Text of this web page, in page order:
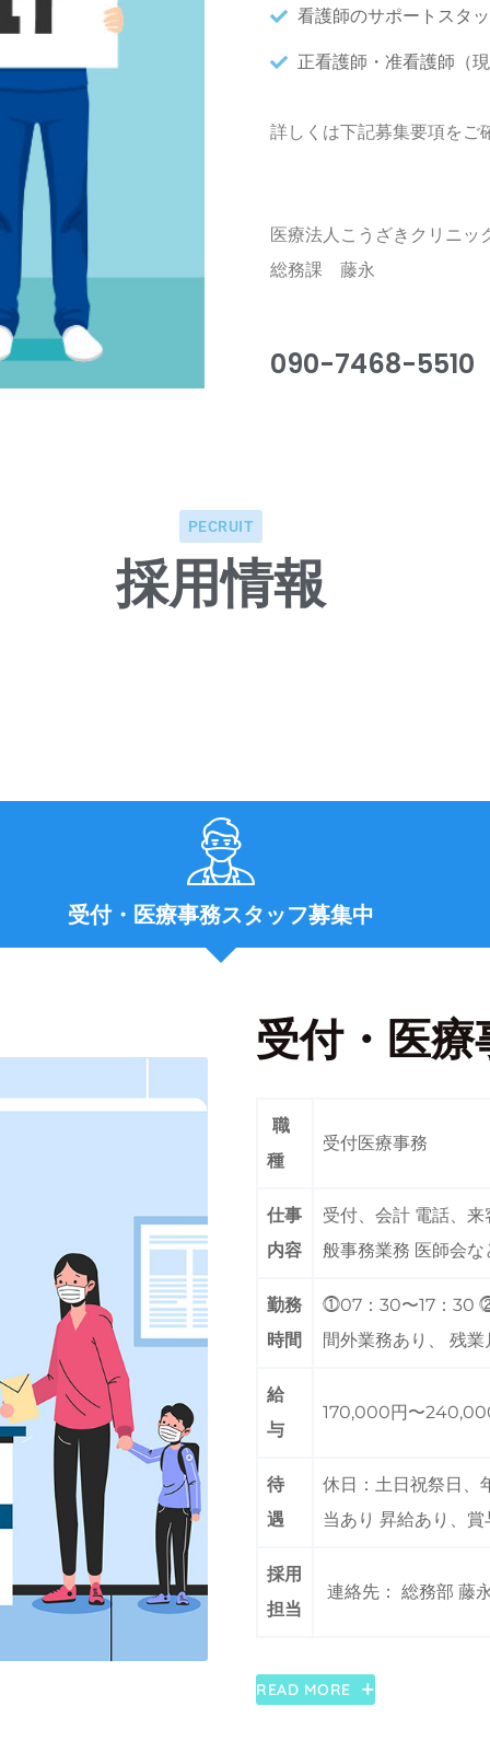
看護師のサポートスタ
正看護師・准看護師（
詳しくは下記募集要項をご
医療法人こうざきクリニッ
総務課 藤永
090-7468-5510
PECRUIT
採用情報
受付・医療事務スタッフ募集中
受付・医
職
種
受付医療事務
仕事
内容
受付、会計 電話、
般事務業務 医師会
勤務
時間
⓵07：30〜17：30
間外業務あり、 残
給
与
170,000円〜
待
遇
休日：土日祝祭日、
当あり 昇給あり、賞
採用
担当
連絡先： 総務部 藤
READ MORE